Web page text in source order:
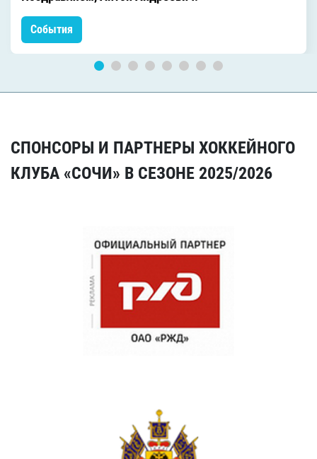
События
СПОНСОРЫ И ПАРТНЕРЫ ХОККЕЙНОГО
КЛУБА «СОЧИ» В СЕЗОНЕ 2025/2026